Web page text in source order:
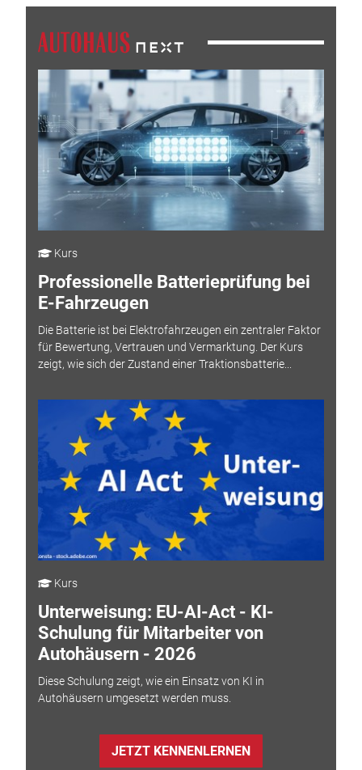
Kurs
Professionelle Batterieprüfung bei
E-Fahrzeugen
Die Batterie ist bei Elektrofahrzeugen ein zentraler Faktor
für Bewertung, Vertrauen und Vermarktung. Der Kurs
zeigt, wie sich der Zustand einer Traktionsbatterie...
Kurs
Unterweisung: EU-AI-Act - KI-
Schulung für Mitarbeiter von
Autohäusern - 2026
Diese Schulung zeigt, wie ein Einsatz von KI in
Autohäusern umgesetzt werden muss.
JETZT KENNENLERNEN